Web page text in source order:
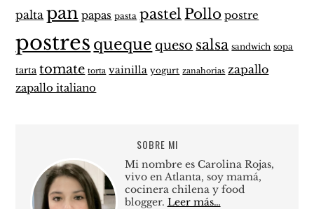
palta pan papas pasta pastel Pollo postre
postres queque queso salsa sandwich sopa
tarta tomate torta vainilla yogurt zanahorias zapallo
zapallo italiano
SOBRE MI
Mi nombre es Carolina Rojas,
vivo en Atlanta, soy mamá,
cocinera chilena y food
blogger. Leer más…